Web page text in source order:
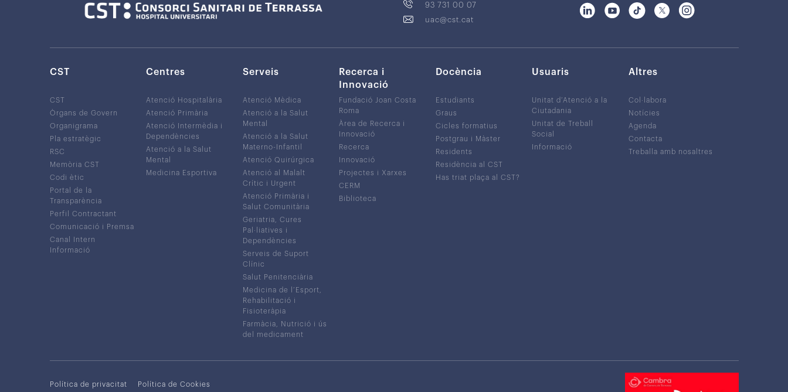
93 731 00 07
uac@cst.cat
CST
CST
Òrgans de Govern
Organigrama
Pla estratègic
RSC
Memòria CST
Codi ètic
Portal de la
Transparència
Perfil Contractant
Comunicació i Premsa
Canal Intern
Informació
Centres
Atenció Hospitalària
Atenció Primària
Atenció Intermèdia i
Dependències
Atenció a la Salut
Mental
Medicina Esportiva
Serveis
Atenció Mèdica
Atenció a la Salut
Mental
Atenció a la Salut
Materno-Infantil
Atenció Quirúrgica
Atenció al Malalt
Crític i Urgent
Atenció Primària i
Salut Comunitària
Geriatria, Cures
Pal·liatives i
Dependències
Serveis de Suport
Clínic
Salut Penitenciària
Medicina de l’Esport,
Rehabilitació i
Fisioteràpia
Farmàcia, Nutrició i ús
del medicament
Recerca i
Innovació
Fundació Joan Costa
Roma
Àrea de Recerca i
Innovació
Recerca
Innovació
Projectes i Xarxes
CERM
Biblioteca
Docència
Estudiants
Graus
Cicles formatius
Postgrau i Màster
Residents
Residència al CST
Has triat plaça al CST?
Usuaris
Unitat d’Atenció a la
Ciutadania
Unitat de Treball
Social
Informació
Altres
Col·labora
Notícies
Agenda
Contacta
Treballa amb nosaltres
Política de privacitat Política de Cookies